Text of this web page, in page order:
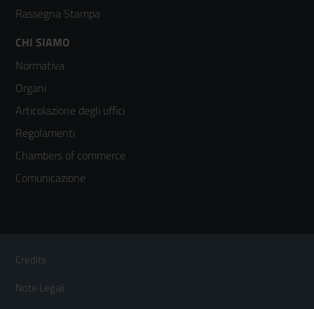
Rassegna Stampa
Footer
menù
colonna
3
CHI SIAMO
Normativa
Organi
Articolazione degli uffici
Regolamenti
Chambers of commerce
Comunicazione
Footer
Menù
Credits
Note Legali